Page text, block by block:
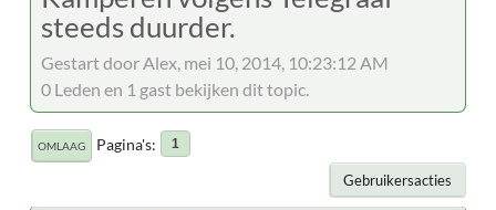
steeds duurder.
Gestart door Alex, mei 10, 2014, 10:23:12 AM
0 Leden en 1 gast bekijken dit topic.
OMLAAG Pagina's 1
Gebruikersacties